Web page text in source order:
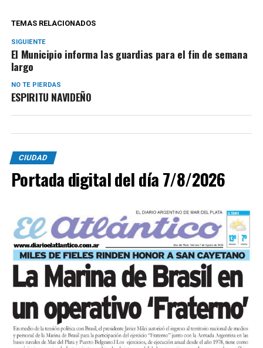
TEMAS RELACIONADOS
SIGUIENTE
El Municipio informa las guardias para el fin de semana
largo
NO TE PIERDAS
ESPIRITU NAVIDEÑO
CIUDAD
Portada digital del día 7/8/2026